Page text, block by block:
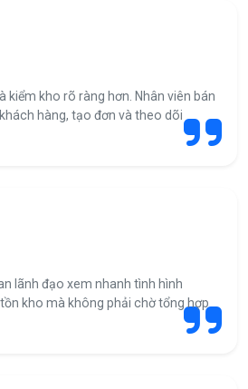
kiểm kho rõ ràng hơn. Nhân viên bán
hàng, tạo đơn và theo dõi
lãnh đạo xem nhanh tình hình
kho mà không phải chờ tổng hợp